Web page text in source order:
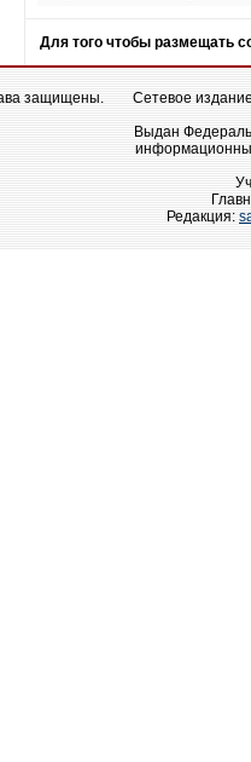
Для того чтобы размещать
защищены.
Сетевое
Выдан
Редакция: